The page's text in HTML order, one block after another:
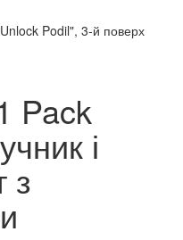
Podil", 3-й поверх
Pack
і
з